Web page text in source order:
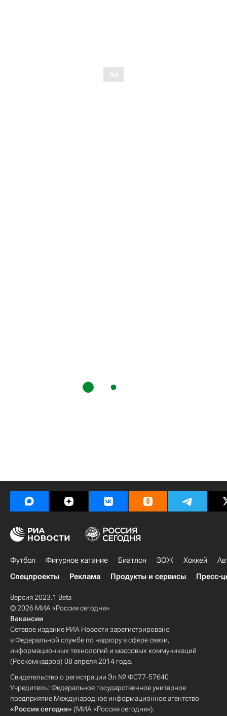
Футбол Фигурное катание Биатлон ЗОЖ Хоккей
Спецпроекты
Реклама Продукты и сервисы Пресс-
Версия 2023.1 Beta
© 2026 МИА «Россия сегодня»
Вакансии
Сетевое издание РИА Новости зарегистрировано
в Федеральной службе по надзору в сфере связи,
информационных технологий и массовых коммуникаций
(Роскомнадзор) 08 апреля 2014 года.
Свидетельство о регистрации Эл № ФС77-57640
Учредитель: Федеральное государственное унитарное
предприятие Международное информационное агентство
«Россия сегодня» (МИА «Россия сегодня»).